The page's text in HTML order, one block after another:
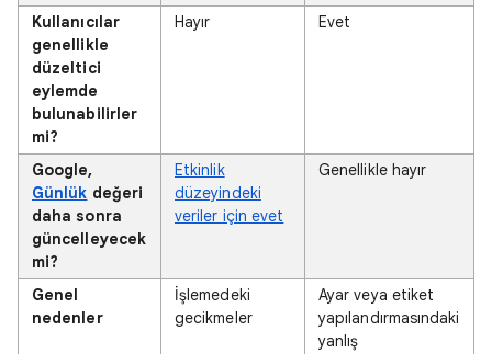
Kullanıcılar
genellikle
düzeltici
eylemde
bulunabilirler
mi?
Hayır Evet
Google,
Günlük değeri
daha sonra
güncelleyecek
mi?
Etkinlik
düzeyindeki
veriler için evet
Genellikle hayır
Genel
nedenler
İşlemedeki
gecikmeler
Ayar veya etiket
yapılandırmasındaki
yanlış